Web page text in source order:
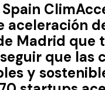
aceleración
Madrid que
que las
y